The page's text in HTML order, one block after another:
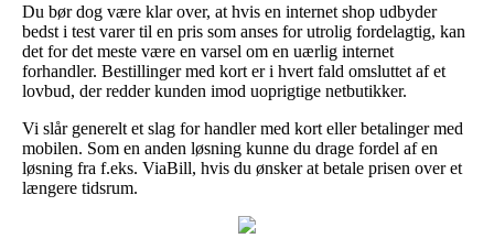
Du bør dog være klar over, at hvis en internet shop udbyder
bedst i test varer til en pris som anses for utrolig fordelagtig, kan
det for det meste være en varsel om en uærlig internet
forhandler. Bestillinger med kort er i hvert fald omsluttet af et
lovbud, der redder kunden imod uoprigtige netbutikker.
Vi slår generelt et slag for handler med kort eller betalinger med
mobilen. Som en anden løsning kunne du drage fordel af en
løsning fra f.eks. ViaBill, hvis du ønsker at betale prisen over et
længere tidsrum.